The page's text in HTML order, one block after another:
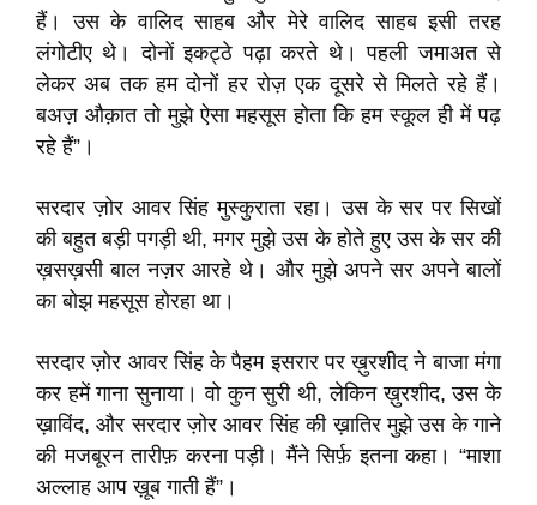
हैं। उस के वालिद साहब और मेरे वालिद साहब इसी तरह
लंगोटीए थे। दोनों इकट्ठे पढ़ा करते थे। पहली जमाअत से
लेकर अब तक हम दोनों हर रोज़ एक दूसरे से मिलते रहे हैं।
बअज़ औक़ात तो मुझे ऐसा महसूस होता कि हम स्कूल ही में पढ़
रहे हैं”।
सरदार ज़ोर आवर सिंह मुस्कुराता रहा। उस के सर पर सिखों
की बहुत बड़ी पगड़ी थी, मगर मुझे उस के होते हुए उस के सर की
ख़सख़सी बाल नज़र आरहे थे। और मुझे अपने सर अपने बालों
का बोझ महसूस होरहा था।
सरदार ज़ोर आवर सिंह के पैहम इसरार पर ख़ुरशीद ने बाजा मंगा
कर हमें गाना सुनाया। वो कुन सुरी थी, लेकिन ख़ुरशीद, उस के
ख़ाविंद, और सरदार ज़ोर आवर सिंह की ख़ातिर मुझे उस के गाने
की मजबूरन तारीफ़ करना पड़ी। मैंने सिर्फ़ इतना कहा। “माशा
अल्लाह आप ख़ूब गाती हैं”।